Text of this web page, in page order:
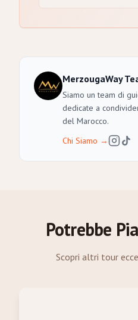
MerzougaWay
Siamo un team di
dedicate a
del Marocco.
Chi Siamo →
Potrebbe
Scopri altri tour